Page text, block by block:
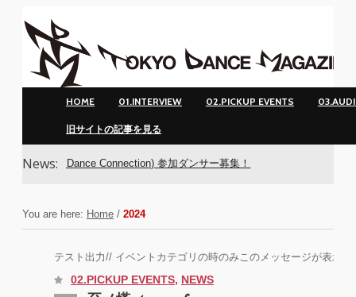
HOME 01.INTERVIEW 02.PICKUP EVENTS
旧サイトの記事を見る
News:
Dance Connection) 参加ダンサー募集！
You are here: Home / 2024
テスト出力// イベントカテゴリの時のみこのメッセージが表示
02.PICKUP EVENTS, NEWS